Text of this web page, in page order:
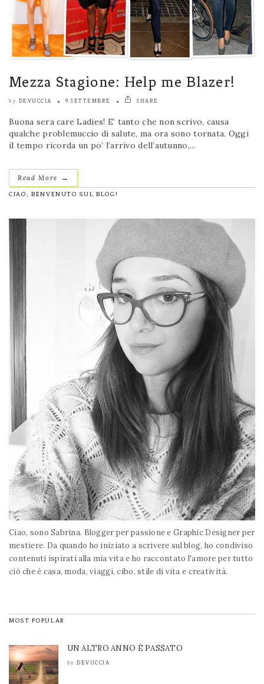
Mezza Stagione: Help me Blazer!
by DEVUCCIA 9 SETTEMBRE SHARE
Buona sera care Ladies! E’ tanto che non scrivo, causa
qualche problemuccio di salute, ma ora sono tornata. Oggi
il tempo ricorda un po’ l’arrivo dell’autunno,...
Read More →
CIAO, BENVENUTO SUL BLOG!
Ciao, sono Sabrina. Blogger per passione e Graphic Designer per
mestiere. Da quando ho iniziato a scrivere sul blog, ho condiviso
contenuti ispirati alla mia vita e ho raccontato l'amore per tutto
ciò che è casa, moda, viaggi, cibo, stile di vita e creatività.
MOST POPULAR
UN ALTRO ANNO È PASSATO
by DEVUCCIA